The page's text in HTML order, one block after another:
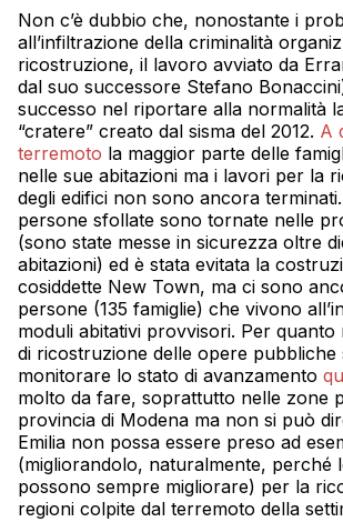
Non c’è dubbio che, nonostante i
all’infiltrazione della criminalità
ricostruzione, il lavoro avviato da
dal suo successore Stefano
successo nel riportare alla normalità
“cratere” creato dal sisma del 2012. A
terremoto la maggior parte delle
nelle sue abitazioni ma i lavori per la
degli edifici non sono ancora
persone sfollate sono tornate nelle
(sono state messe in sicurezza oltre
abitazioni) ed è stata evitata la
cosiddette New Town, ma ci sono
persone (135 famiglie) che vivono
moduli abitativi provvisori. Per quanto
di ricostruzione delle opere pubbliche
monitorare lo stato di avanzamento
molto da fare, soprattutto nelle zone
provincia di Modena ma non si può
Emilia non possa essere preso ad
(migliorandolo, naturalmente, perché
possono sempre migliorare) per la
regioni colpite dal terremoto della